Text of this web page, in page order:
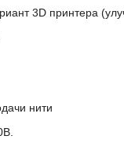
3D принтера
нити